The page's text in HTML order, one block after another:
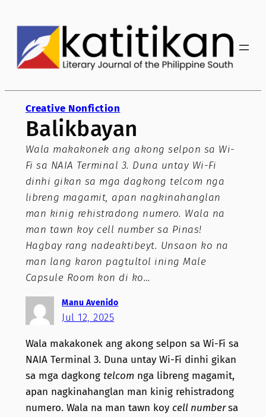
content
Creative Nonfiction
Balikbayan
Wala makakonek ang akong selpon sa Wi-
Fi sa NAIA Terminal 3. Duna untay Wi-Fi
dinhi gikan sa mga dagkong telcom nga
libreng magamit, apan nagkinahanglan
man kinig rehistradong numero. Wala na
man tawn koy cell number sa Pinas!
Hagbay rang nadeaktibeyt. Unsaon ko na
man lang karon pagtultol ining Male
Capsule Room kon di ko…
Manu Avenido
Jul 12, 2025
Wala makakonek ang akong selpon sa Wi-Fi sa
NAIA Terminal 3. Duna untay Wi-Fi dinhi gikan
sa mga dagkong telcomnga libreng magamit,
apan nagkinahanglan man kinig rehistradong
numero. Wala na man tawn koy cell numbersa